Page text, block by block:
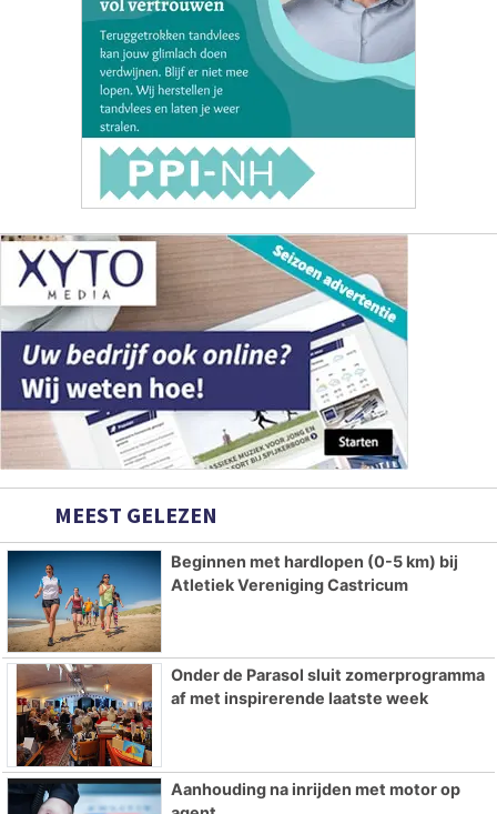
MEEST GELEZEN
Beginnen met hardlopen (0-5 km) bij
Atletiek Vereniging Castricum
Onder de Parasol sluit zomerprogramma
af met inspirerende laatste week
Aanhouding na inrijden met motor op